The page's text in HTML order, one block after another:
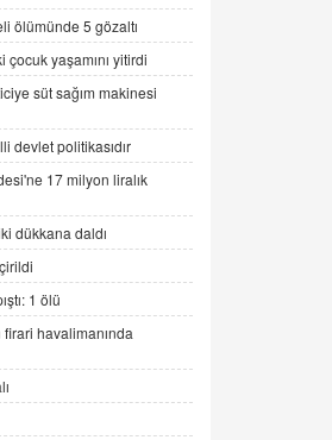
da Ziyaret Etse...
Yüzüne Vurulan
"Beraber
Peşinden
ölümünde 5 gözaltı
çocuk yaşamını yitirdi
süt sağım makinesi
devlet politikasıdır
17 milyon liralık
dükkana daldı
1 ölü
havalimanında